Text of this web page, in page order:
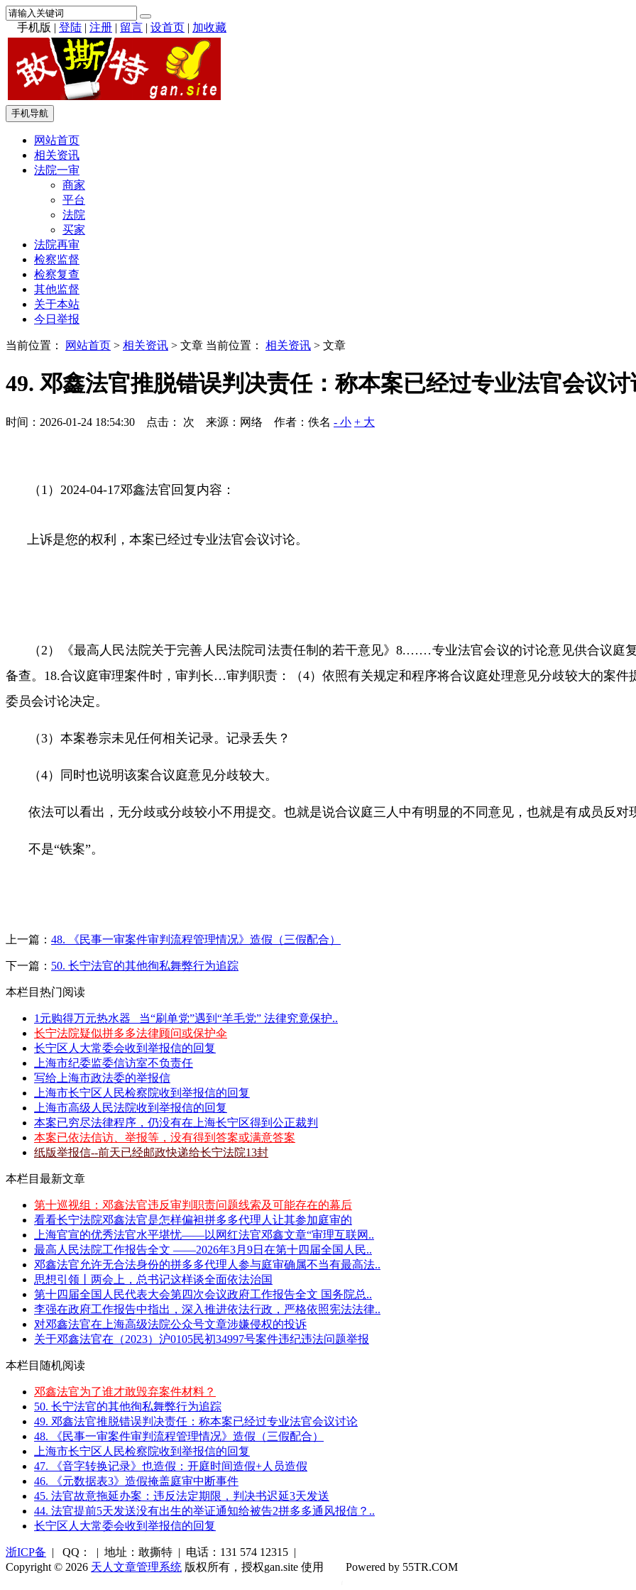
手机版 | 登陆 | 注册 | 留言 | 设首页 | 加收藏
手机导航
网站首页
相关资讯
法院一审
商家
平台
法院
买家
法院再审
检察监督
检察复查
其他监督
关于本站
今日举报
当前位置： 网站首页 > 相关资讯 > 文章 当前位置： 相关资讯 > 文章
49. 邓鑫法官推脱错误判决责任：称本案已经过专业法官会议讨
时间：2026-01-24 18:54:30 点击： 次 来源：网络 作者：佚名 - 小 + 大
（ 1 ） 2024-04-17邓鑫法官回复内容：
上诉是您的权利，本案已经过专业法官会议讨论。
（ 2 ）《最高人民法院关于完善人民法院司法责任制的若干意见》8.……专业法官会议的讨论意见供合议庭
备查。 18.合议庭审理案件时，审判长…审判职责：（4）依照有关规定和程序将合议庭处理意见分歧较大的案件
委员会讨论决定。
（3）本案卷宗未见任何相关记录。记录丢失？
（4）同时也说明该案合议庭意见分歧较大。
依法可以看出，无分歧或分歧较小不用提交。也就是说合议庭三人中有明显的不同意见，也就是有成员反对
不是“铁案”。
上一篇： 48. 《民事一审案件审判流程管理情况》造假（三假配合）
下一篇： 50. 长宁法官的其他徇私舞弊行为追踪
本栏目热门阅读
1元购得万元热水器 _当“刷单党”遇到“羊毛党” 法律究竟保护..
长宁法院疑似拼多多法律顾问或保护伞
长宁区人大常委会收到举报信的回复
上海市纪委监委信访室不负责任
写给上海市政法委的举报信
上海市长宁区人民检察院收到举报信的回复
上海市高级人民法院收到举报信的回复
本案已穷尽法律程序，仍没有在上海长宁区得到公正裁判
本案已依法信访、举报等，没有得到答案或满意答案
纸版举报信--前天已经邮政快递给长宁法院13封
本栏目最新文章
第十巡视组：邓鑫法官违反审判职责问题线索及可能存在的幕后
看看长宁法院邓鑫法官是怎样偏袒拼多多代理人让其参加庭审的
上海官宣的优秀法官水平堪忧——以网红法官邓鑫文章“审理互联网..
最高人民法院工作报告全文 ——2026年3月9日在第十四届全国人民..
邓鑫法官允许无合法身份的拼多多代理人参与庭审确属不当有最高法..
思想引领丨两会上，总书记这样谈全面依法治国
第十四届全国人民代表大会第四次会议政府工作报告全文 国务院总..
李强在政府工作报告中指出，深入推进依法行政，严格依照宪法法律..
对邓鑫法官在上海高级法院公众号文章涉嫌侵权的投诉
关于邓鑫法官在（2023）沪0105民初34997号案件违纪违法问题举报
本栏目随机阅读
邓鑫法官为了谁才敢毁弃案件材料？
50. 长宁法官的其他徇私舞弊行为追踪
49. 邓鑫法官推脱错误判决责任：称本案已经过专业法官会议讨论
48. 《民事一审案件审判流程管理情况》造假（三假配合）
上海市长宁区人民检察院收到举报信的回复
47. 《音字转换记录》也造假：开庭时间造假+人员造假
46. 《元数据表3》造假掩盖庭审中断事件
45. 法官故意拖延办案：违反法定期限，判决书迟延3天发送
44. 法官提前5天发送没有出生的举证通知给被告2拼多多通风报信？..
长宁区人大常委会收到举报信的回复
浙ICP备 | QQ： | 地址：敢撕特 | 电话：131 574 12315 |
Copyright © 2026 天人文章管理系统 版权所有，授权gan.site 使用
Powered by 55TR.COM